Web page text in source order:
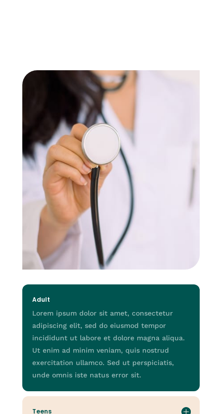
Adult
Lorem ipsum dolor sit amet, consectetur
adipiscing elit, sed do eiusmod tempor
incididunt ut labore et dolore magna aliqua.
Ut enim ad minim veniam, quis nostrud
exercitation ullamco. Sed ut perspiciatis,
unde omnis iste natus error sit.
Teens